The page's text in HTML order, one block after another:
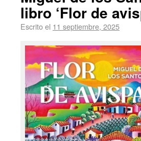
libro ‘Flor de
Escrito el 11 septiembre, 2025